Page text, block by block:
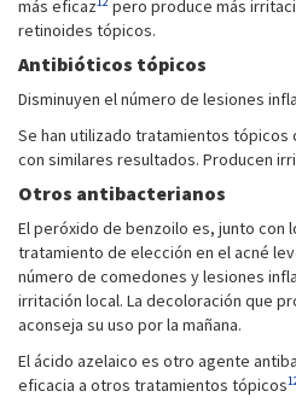
más eficaz
pero produce más
retinoides tópicos.
Antibióticos tópicos
Disminuyen el número de lesiones
Se han utilizado tratamientos tópicos
con similares resultados. Producen
Otros antibacterianos
El peróxido de benzoilo es, junto
tratamiento de elección en el acné
número de comedones y lesiones
irritación local. La decoloración que
aconseja su uso por la mañana.
El ácido azelaico es otro agente
eficacia a otros tratamientos tópicos